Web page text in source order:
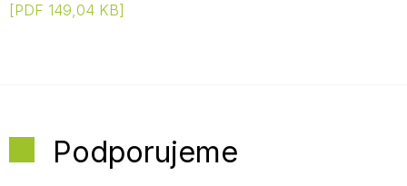
PDF 149,04 KB
Podporujeme